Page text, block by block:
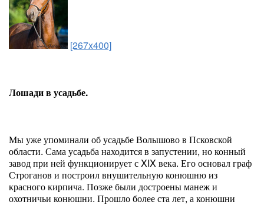
[267x400]
Лошади в усадьбе.
Мы уже упоминали об усадьбе Волышово в Псковской
области. Сама усадьба находится в запустении, но конный
завод при ней функционирует с XIX века. Его основал граф
Строганов и построил внушительную конюшню из
красного кирпича. Позже были достроены манеж и
охотничьи конюшни. Прошло более ста лет, а конюшни